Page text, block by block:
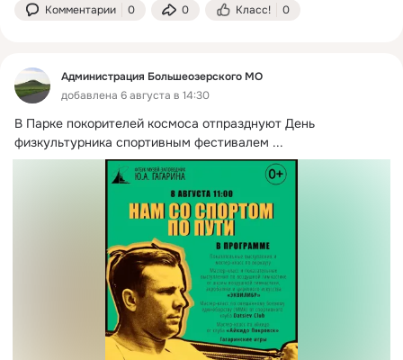
Комментарии 0 0 Класс! 0
Администрация Большеозерского МО
добавлена 6 августа в 14:30
В Парке покорителей космоса отпразднуют День
физкультурника спортивным фестивалем ...